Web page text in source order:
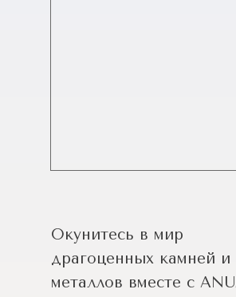
Окунитесь в мир
драгоценных камней и
металлов вместе с